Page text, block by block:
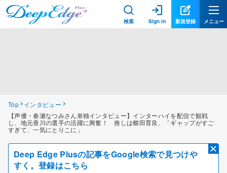
検索 Sign in 新規登録 メニュー
Top
インタビュー
【声優・春瀬なつみさん単独インタビュー】インターハイを配信で観戦
し、地元香川の選手の活躍に興奮！ 推しは櫛田育良、「ギャップがすご
すぎて、一気にとりこに」
Deep Edge Plusの記事をGoogle検索で見つけや
すく。登録はこちら